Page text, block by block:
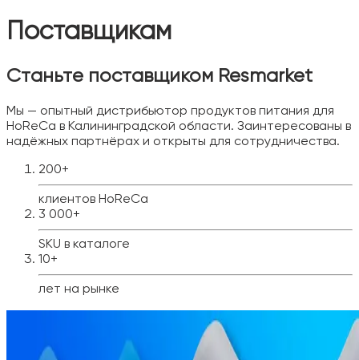
Поставщикам
Станьте поставщиком Resmarket
Мы — опытный дистрибьютор продуктов питания для
HoReCa в Калининградской области. Заинтересованы в
надёжных партнёрах и открыты для сотрудничества.
200+
клиентов HoReCa
3 000+
SKU в каталоге
10+
лет на рынке